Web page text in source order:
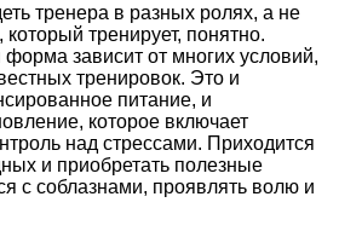
тренера в разных ролях, а не
тренирует, понятно.
зависит от многих условий,
тренировок. Это и
питание, и
которое включает
над стрессами. Приходится
и приобретать полезные
с соблазнами, проявлять волю и